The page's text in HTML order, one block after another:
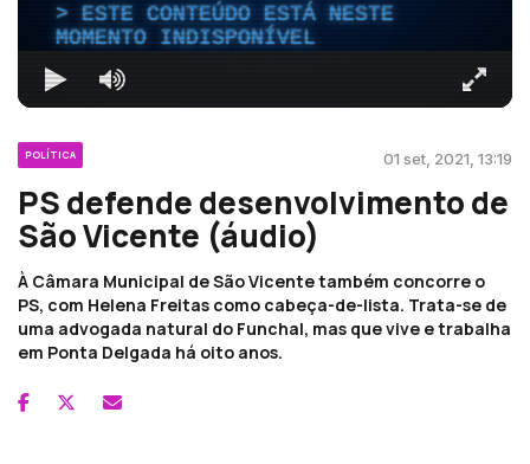
ESTE CONTEÚDO ESTÁ NESTE
MOMENTO INDISPONÍVEL
POLÍTICA 01 set, 2021, 13:19
PS defende desenvolvimento de
São Vicente (áudio)
À Câmara Municipal de São Vicente também concorre o
PS, com Helena Freitas como cabeça-de-lista. Trata-se de
uma advogada natural do Funchal, mas que vive e trabalha
em Ponta Delgada há oito anos.